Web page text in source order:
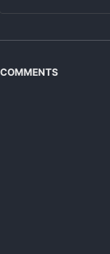
COMMENTS